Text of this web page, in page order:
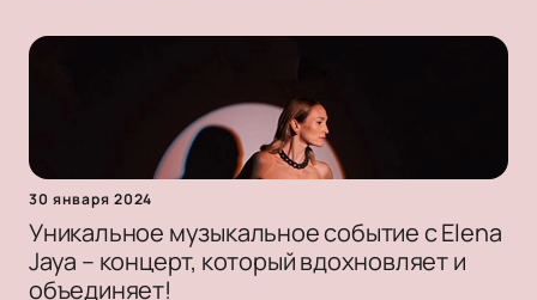
30 января 2024
Уникальное музыкальное событие с Elena
Jaya – концерт, который вдохновляет и
объединяет!